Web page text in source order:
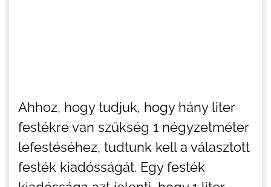
Ahhoz, hogy tudjuk, hogy hány liter
festékre van szükség 1 négyzetméter
lefestéséhez, tudtunk kell a választott
festék kiadósságát. Egy festék